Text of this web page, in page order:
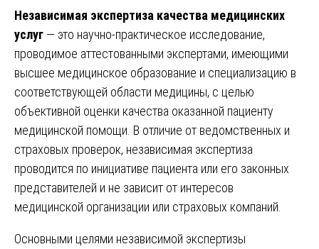
Независимая экспертиза качества медицинских
услуг — это научно-практическое исследование,
проводимое аттестованными экспертами, имеющими
высшее медицинское образование и специализацию в
соответствующей области медицины, с целью
объективной оценки качества оказанной пациенту
медицинской помощи. В отличие от ведомственных и
страховых проверок, независимая экспертиза
проводится по инициативе пациента или его законных
представителей и не зависит от интересов
медицинской организации или страховых компаний.
Основными целями независимой экспертизы